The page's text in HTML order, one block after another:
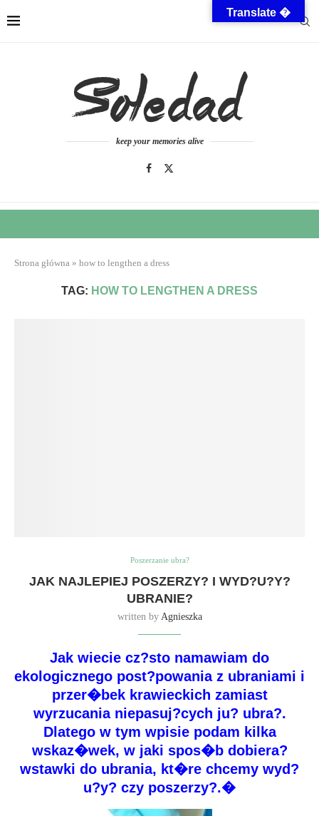
keep your memories alive
Strona główna » how to lengthen a dress
TAG: HOW TO LENGTHEN A DRESS
Poszerzanie ubra?
JAK NAJLEPIEJ POSZERZY? I WYD?U?Y?
UBRANIE?
written by Agnieszka
Jak wiecie cz?sto namawiam do
ekologicznego post?powania z ubraniami i
przer�bek krawieckich zamiast
wyrzucania niepasuj?cych ju? ubra?.
Dlatego w tym wpisie podam kilka
wskaz�wek, w jaki spos�b dobiera?
wstawki do ubrania, kt�re chcemy wyd?
u?y? czy poszerzy?.�
Translate �